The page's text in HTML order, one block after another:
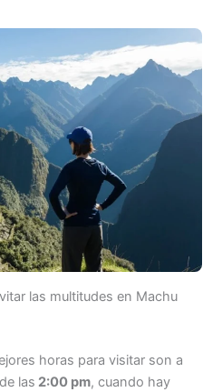
las multitudes en Machu
horas para visitar son a
las 2:00 pm, cuando hay